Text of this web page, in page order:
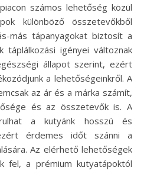
számos lehetőség közül
különböző összetevőkből
más tápanyagokat biztosít a
táplálkozási igényei változnak
állapot szerint, ezért
a lehetőségeinkről. A
az ár és a márka számít,
és az összetevők is. A
a kutyánk hosszú és
érdemes időt szánni a
Az elérhető lehetőségek
fel, a prémium kutyatápoktól